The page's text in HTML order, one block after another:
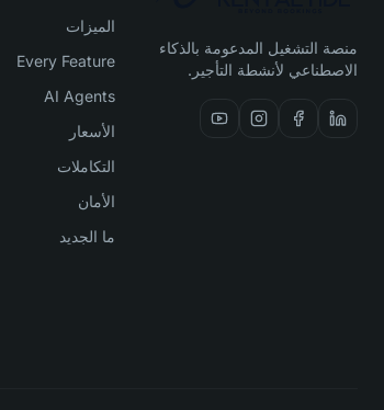
منصة التشغيل المدعومة بالذكاء
الاصطناعي لأنشطة التأجير.
الميزات
Every Feature
AI Agents
الأسعار
التكاملات
الأمان
ما الجديد